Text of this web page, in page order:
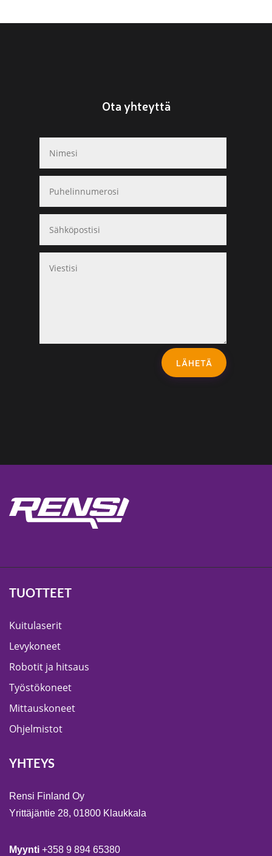
Ota yhteyttä
LÄHETÄ
TUOTTEET
Kuitulaserit
Levykoneet
Robotit ja hitsaus
Työstökoneet
Mittauskoneet
Ohjelmistot
YHTEYS
Rensi Finland Oy
Yrittäjäntie 28, 01800 Klaukkala
Myynti +358 9 894 65380